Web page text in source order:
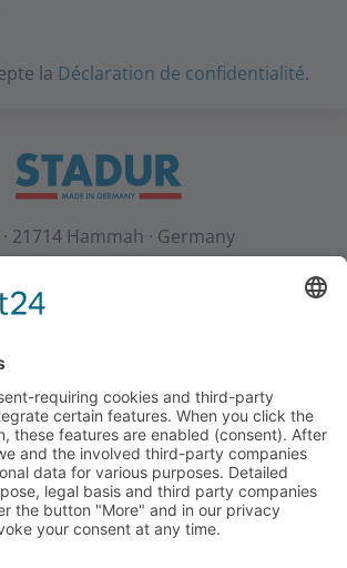
la Déclaration de confidentialité.
21714 Hammah · Germany
CGV
234 0
- 234 100
7:30 - 16:30